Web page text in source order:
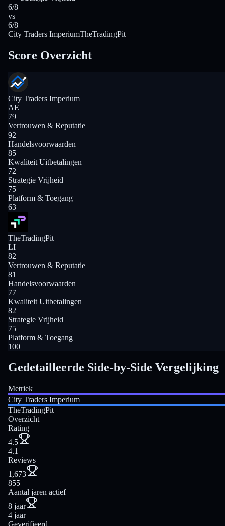
6/8
vs
6/8
City Traders ImperiumTheTradingPit
Score Overzicht
City Traders Imperium
AE
79
Vertrouwen & Reputatie
92
Handelsvoorwaarden
85
Kwaliteit Uitbetalingen
72
Strategie Vrijheid
75
Platform & Toegang
63
TheTradingPit
LI
82
Vertrouwen & Reputatie
81
Handelsvoorwaarden
77
Kwaliteit Uitbetalingen
82
Strategie Vrijheid
75
Platform & Toegang
100
Gedetailleerde Side-by-Side Vergelijking
Metriek
City Traders Imperium
TheTradingPit
Overzicht
Rating
4.5
4.1
Reviews
1,673
855
Aantal jaren actief
8 jaar
4 jaar